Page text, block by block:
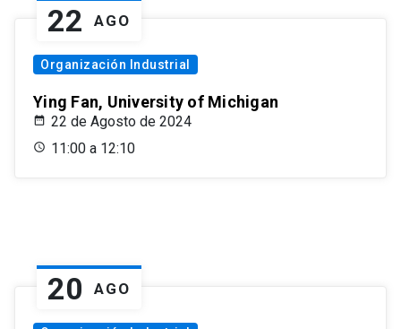
22 AGO
Organización Industrial
Ying Fan, University of Michigan
22 de Agosto de 2024
11:00 a 12:10
20 AGO